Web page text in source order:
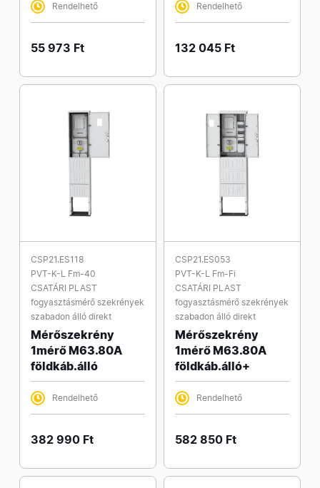
Rendelhető
55 973 Ft
Rendelhető
132 045 Ft
CSP21.ES118
PVT-K-L Fm-40
CSATÁRI PLAST
fogyasztásmérő szekrények
szabadon álló direkt
Mérőszekrény
1mérő M63.80A
földkáb.álló
Rendelhető
382 990 Ft
CSP21.ES053
PVT-K-L Fm-Fi
CSATÁRI PLAST
fogyasztásmérő szekrények
szabadon álló direkt
Mérőszekrény
1mérő M63.80A
földkáb.álló+
Rendelhető
582 850 Ft